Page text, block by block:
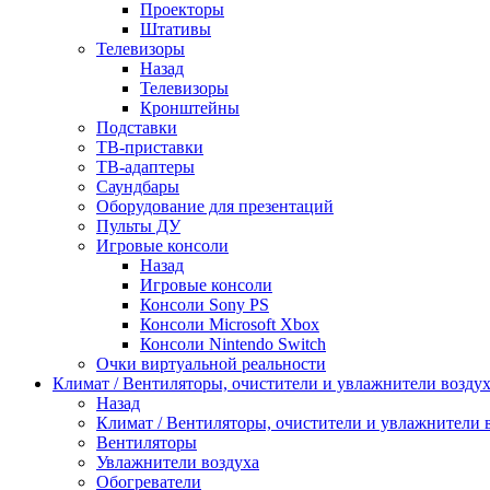
Проекторы
Штативы
Телевизоры
Назад
Телевизоры
Кронштейны
Подставки
ТВ-приставки
ТВ-адаптеры
Саундбары
Оборудование для презентаций
Пульты ДУ
Игровые консоли
Назад
Игровые консоли
Консоли Sony PS
Консоли Microsoft Xbox
Консоли Nintendo Switch
Очки виртуальной реальности
Климат / Вентиляторы, очистители и увлажнители
Назад
Климат / Вентиляторы, очистители и увлажнители
Вентиляторы
Увлажнители воздуха
Обогреватели